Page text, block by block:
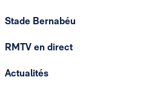
Stade Bernabéu
RMTV en direct
Actualités